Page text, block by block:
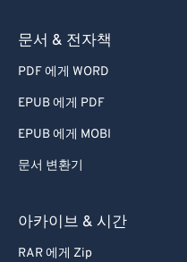
문서 & 전자책
PDF 에게 WORD
EPUB 에게 PDF
EPUB 에게 MOBI
문서 변환기
아카이브 & 시간
RAR 에게 Zip